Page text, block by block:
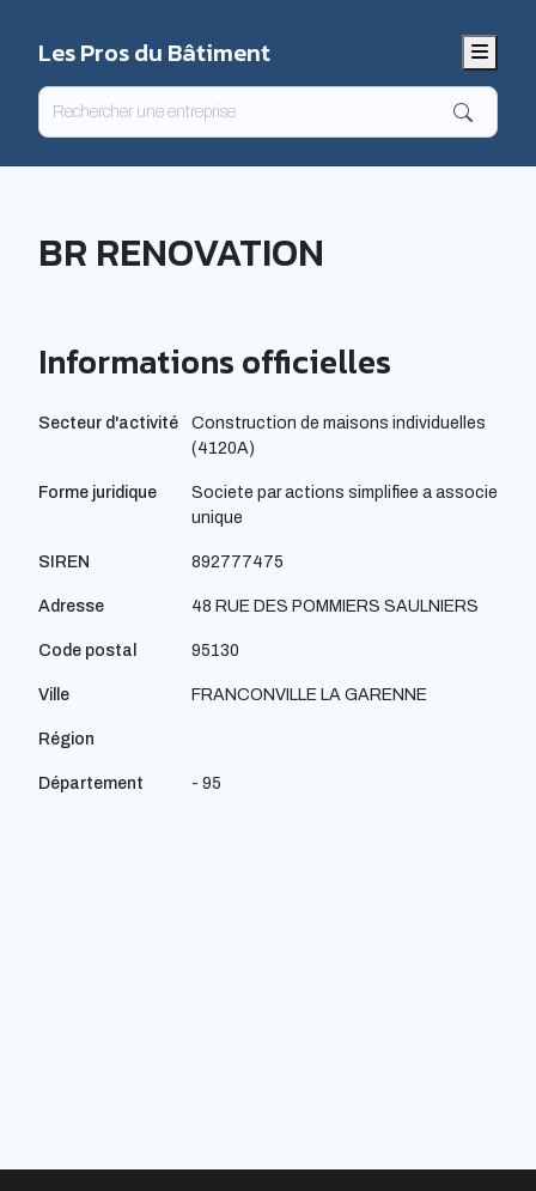
Les Pros du Bâtiment Menu
BR RENOVATION
Informations officielles
Secteur d'activité
Construction de maisons individuelles
(4120A)
Forme juridique
Societe par actions simplifiee a associe
unique
SIREN 892777475
Adresse 48 RUE DES POMMIERS SAULNIERS
Code postal 95130
Ville FRANCONVILLE LA GARENNE
Région
Département - 95